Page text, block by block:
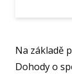
Na základě
Dohody o